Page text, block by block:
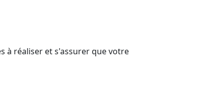
à réaliser et s'assurer que votre